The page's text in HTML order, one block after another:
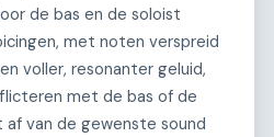
de bas en de soloist
met noten verspreid
voller, resonanter geluid,
met de bas of de
af van de gewenste sound